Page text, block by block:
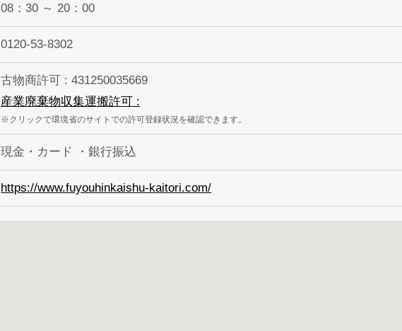
08：30 ～ 20：00
0120-53-8302
古物商許可 : 431250035669
産業廃棄物収集運搬許可 :
クリックで環境省のサイトでの許可登録状況を確認できます。
現金・カード ・銀行振込
https://www.fuyouhinkaishu-kaitori.com/